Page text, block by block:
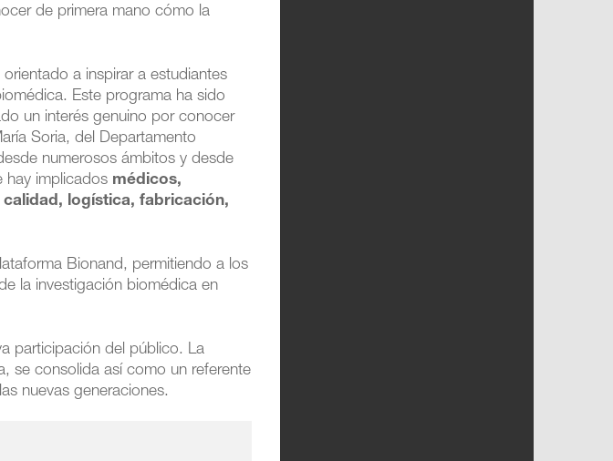
de primera mano cómo la
orientado a inspirar a estudiantes
Este programa ha sido
un interés genuino por conocer
Soria, del Departamento
numerosos ámbitos y desde
hay implicados médicos,
logística, fabricación,
Bionand, permitiendo a los
la investigación biomédica en
participación del público. La
se consolida así como un referente
nuevas generaciones.